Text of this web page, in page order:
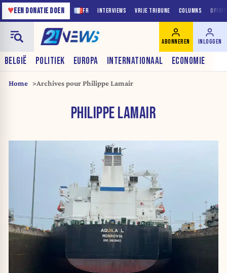
FR INTERVIEWS VRIJE TRIBUNE COLUMNS
♥EEN DONATIE DOEN
BELGIË POLITIEK EUROPA INTERNATIONAAL ECONOMIE
ABONNEREN INLOGGEN
Home Archives pour Philippe Lamair
PHILIPPE LAMAIR